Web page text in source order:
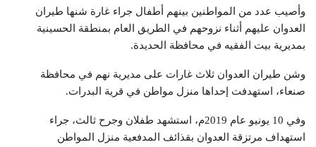
وأصيب عدد من المواطنين بينهم أطفال جراء غارة شنها طيران
العدوان عليهم أثناء نزوحهم في الطريق العام بمنطقة الحسينية
بمديرية بيت الفقيه في محافظة الحديدة.
وشن طيران العدوان ثلاث غارات على مديرية نهم في محافظة
صنعاء، استهدفت إحداها منزل مواطن في قرية البدرات.
وفي 10 يونيو عام 2019م، استشهد طفلان وجرح ثالث، جراء
استهداف مرتزقة العدوان بقذائف المدفعية منزل المواطن